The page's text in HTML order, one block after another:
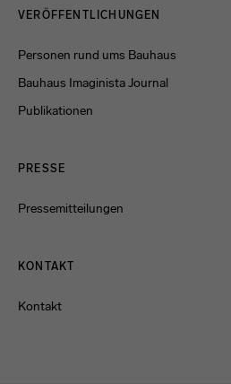
VERÖFFENTLICHUNGEN
Personen rund ums Bauhaus
Bauhaus Imaginista Journal
Publikationen
PRESSE
Pressemitteilungen
KONTAKT
Kontakt